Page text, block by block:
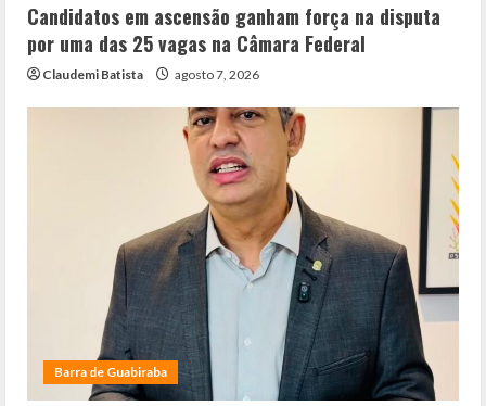
Candidatos em ascensão ganham força na disputa
por uma das 25 vagas na Câmara Federal
Claudemi Batista agosto 7, 2026
Barra de Guabiraba